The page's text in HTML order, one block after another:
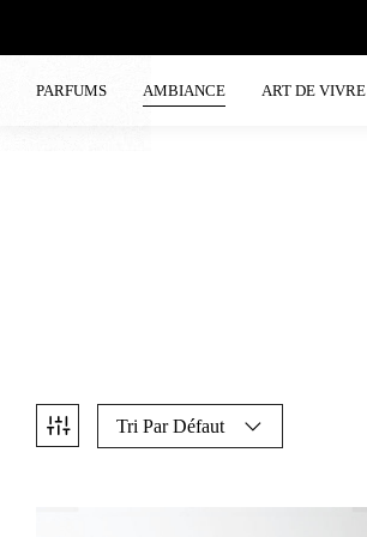
PARFUMS AMBIANCE ART DE VIVRE
Tri Par Défaut